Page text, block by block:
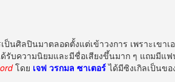
นศิลปินมาตลอดตั้งแต่เข้าวงการ เพราะเขาเ
รับความนิยมและมีชื่อเสียงขึ้นมาก ๆ แถมมีแ
โดย เจฟ วรกมล ซาเตอร์ได้มีซิงเกิลเป็นขอ